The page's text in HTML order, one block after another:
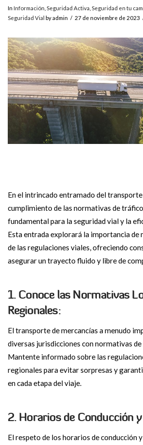
In Información Seguridad Activa Seguridad en tu
Seguridad Vial
by admin 27 de noviembre de 2023
En el intrincado entramado del transporte
cumplimiento de las normativas de
fundamental para la seguridad vial y la
Esta entrada explorará la importancia de
de las regulaciones viales, ofreciendo
asegurar un trayecto fluido y libre de
1. Conoce las Normativas
Regionales:
El transporte de mercancías a menudo
diversas jurisdicciones con normativas
Mantente informado sobre las
regionales para evitar sorpresas y
en cada etapa del viaje.
2. Horarios de Conducción
El respeto de los horarios de conducción